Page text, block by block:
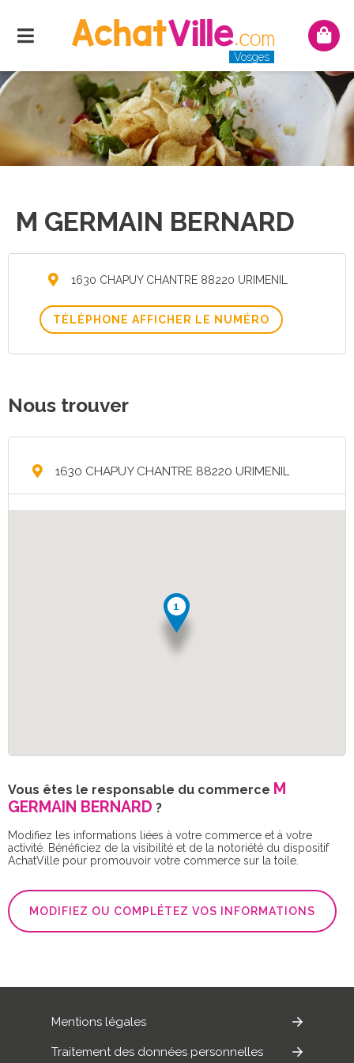
Menu
Vosges
Mon
M GERMAIN BERNARD
1630 CHAPUY CHANTRE 88220 URIMENIL
AFFICHER LE NUMÉRO
Nous trouver
1630 CHAPUY CHANTRE 88220 URIMENIL
Vous êtes le responsable du commerce M
GERMAIN BERNARD ?
Modifiez les informations liées à votre commerce et à votre
activité. Bénéficiez de la visibilité et de la notoriété du dispositif
AchatVille pour promouvoir votre commerce sur la toile.
MODIFIEZ OU COMPLÉTEZ VOS INFORMATIONS
Mentions légales
Traitement des données personnelles